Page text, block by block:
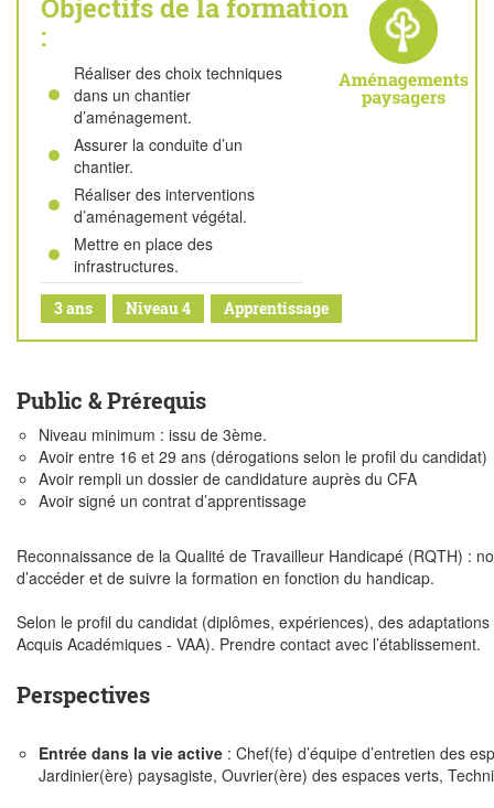
Objectifs de la formation
:
Réaliser des choix techniques
dans un chantier
d’aménagement.
Assurer la conduite d’un
chantier.
Réaliser des interventions
d’aménagement végétal.
Mettre en place des
infrastructures.
3 ans Niveau 4 Apprentissage
Public & Prérequis
Niveau minimum : issu de 3ème.
Avoir entre 16 et 29 ans (dérogations selon le profil du candidat)
Avoir rempli un dossier de candidature auprès du CFA
Avoir signé un contrat d’apprentissage
Reconnaissance de la Qualité de Travailleur Handicapé (RQTH) :
d’accéder et de suivre la formation en fonction du handicap.
Selon le profil du candidat (diplômes, expériences), des
Acquis Académiques - VAA). Prendre contact avec l’établissement.
Perspectives
Entrée dans la vie active : Chef(fe) d’équipe d’entretien des
Jardinier(ère) paysagiste, Ouvrier(ère) des espaces verts,